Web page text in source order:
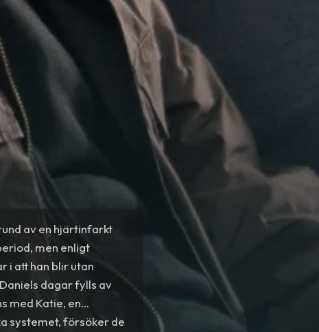
av en hjärtinfarkt
men enligt
i att han blir utan
dagar fylls av
med Katie, en
systemet, försöker de